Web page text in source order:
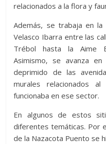
relacionados a la flora y
Además, se trabaja en
Velasco Ibarra entre las
Trébol hasta la Aime
Asimismo, se avanza
deprimido de las
murales relacionados
funcionaba en ese sector.
En algunos de estos
diferentes temáticas. Por
de la Nazacota Puento se